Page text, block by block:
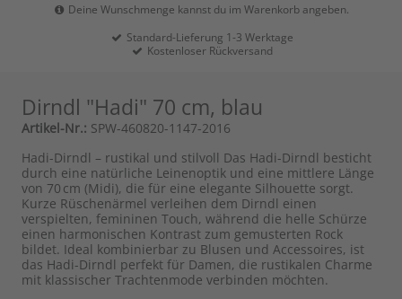
Deine Wunschmenge kannst du im Warenkorb angeben.
Standard-Lieferung 1-3 Werktage
Kostenloser Rückversand
Dirndl "Hadi" 70 cm, blau
Artikel-Nr.: SPW-460820-1147-2016
Hadi-Dirndl – rustikal und stilvoll Das Hadi-Dirndl besticht
durch eine natürliche Leinenoptik und eine mittlere Länge
von 70 cm (Midi), die für eine elegante Silhouette sorgt.
Kurze Rüschenärmel verleihen dem Dirndl einen
verspielten, femininen Touch, während die helle Schürze
einen harmonischen Kontrast zum gemusterten Rock
bildet. Ideal kombinierbar zu Blusen und Accessoires, ist
das Hadi-Dirndl perfekt für Damen, die rustikalen Charme
mit klassischer Trachtenmode verbinden möchten.